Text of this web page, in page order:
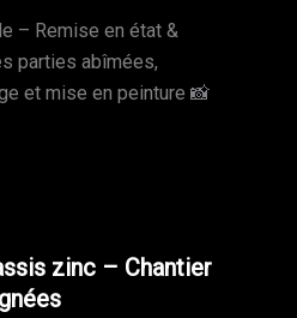
– Remise en état &
parties abîmées,
et mise en peinture 📸
zinc – Chantier